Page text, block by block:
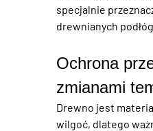
specjalnie
drewnianych
Ochrona
zmianami
Drewno jest
wilgoć, dlatego